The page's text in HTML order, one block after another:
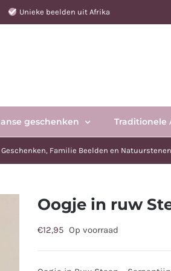
Unieke beelden uit Afrika
geschenken Traditionele
Familie Beelden en
Oogje in ruw
€12,95 Op voorraad